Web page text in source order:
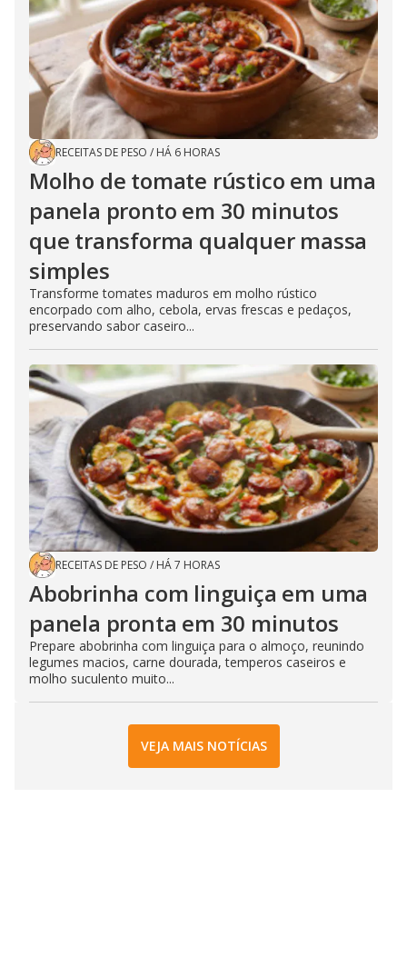
RECEITAS DE PESO / HÁ 6 HORAS
Molho de tomate rústico em uma
panela pronto em 30 minutos
que transforma qualquer massa
simples
Transforme tomates maduros em molho rústico
encorpado com alho, cebola, ervas frescas e pedaços,
preservando sabor caseiro...
RECEITAS DE PESO / HÁ 7 HORAS
Abobrinha com linguiça em uma
panela pronta em 30 minutos
Prepare abobrinha com linguiça para o almoço, reunindo
legumes macios, carne dourada, temperos caseiros e
molho suculento muito...
VEJA MAIS NOTÍCIAS